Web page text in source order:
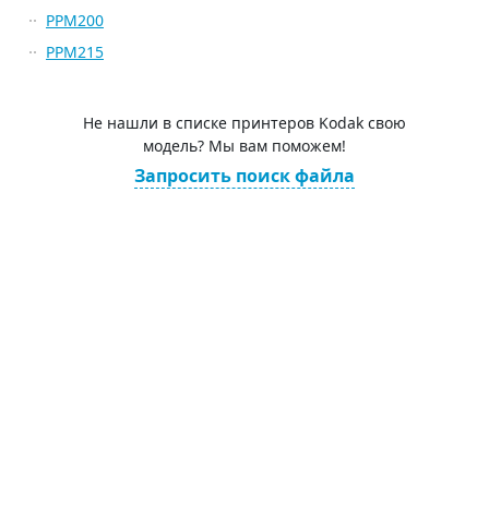
PPM200
PPM215
Не нашли в списке принтеров Kodak свою
модель? Мы вам поможем!
Запросить поиск файла